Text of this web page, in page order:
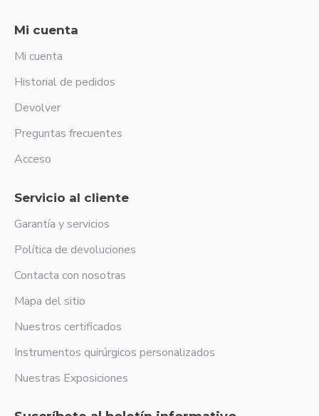
Mi cuenta
Mi cuenta
Historial de pedidos
Devolver
Preguntas frecuentes
Acceso
Servicio al cliente
Garantía y servicios
Política de devoluciones
Contacta con nosotras
Mapa del sitio
Nuestros certificados
Instrumentos quirúrgicos personalizados
Nuestras Exposiciones